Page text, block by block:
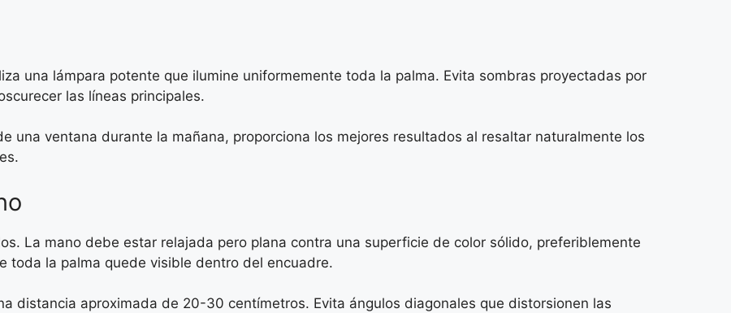
una lámpara potente que ilumine uniformemente toda la palma. Evita sombras proyectadas por
las líneas principales.
una ventana durante la mañana, proporciona los mejores resultados al resaltar naturalmente los
La mano debe estar relajada pero plana contra una superficie de color sólido, preferiblemente
toda la palma quede visible dentro del encuadre.
distancia aproximada de 20-30 centímetros. Evita ángulos diagonales que distorsionen las